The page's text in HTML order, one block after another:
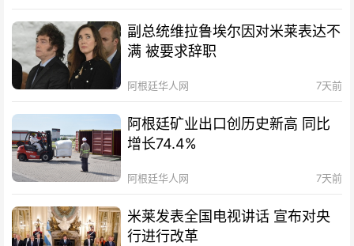
副总统维拉鲁埃尔因对米莱表达不
满 被要求辞职
阿根廷华人网 7天前
阿根廷矿业出口创历史新高 同比
增长74.4%
阿根廷华人网 7天前
米莱发表全国电视讲话 宣布对央
行进行改革